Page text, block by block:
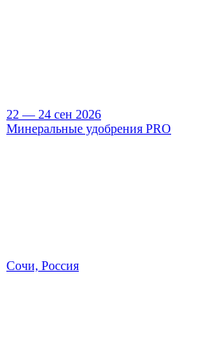
22 — 24 сен 2026
Минеральные удобрения PRO
Сочи, Россия